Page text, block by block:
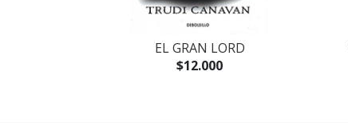
EL GRAN LORD
$12.000